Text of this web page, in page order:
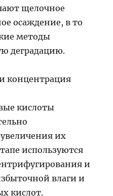
щелочное
осаждение, в то
методы
деградацию.
концентрация
кислоты
их
используются
и
влаги и
кислот.